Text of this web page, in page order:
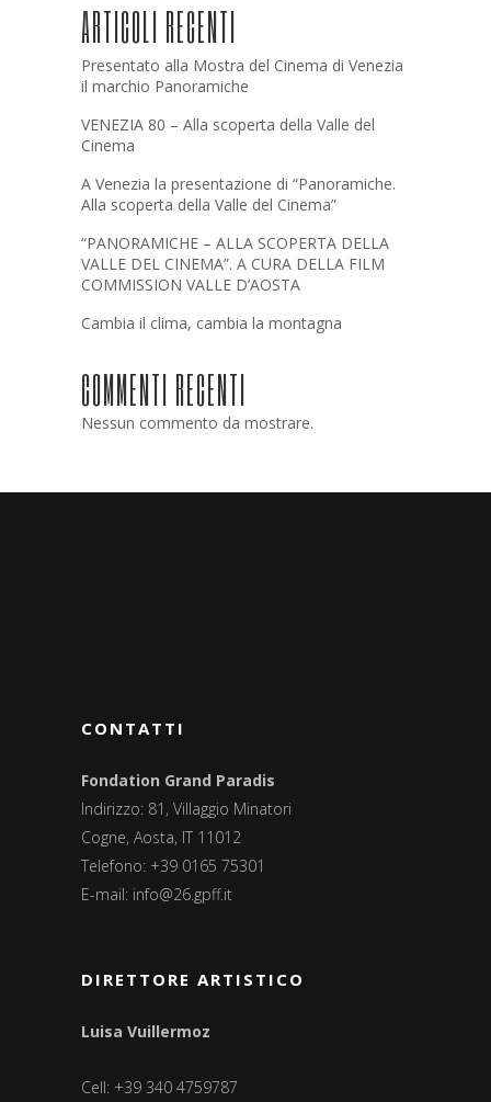
ARTICOLI RECENTI
Presentato alla Mostra del Cinema di Venezia
il marchio Panoramiche
VENEZIA 80 – Alla scoperta della Valle del
Cinema
A Venezia la presentazione di “Panoramiche.
Alla scoperta della Valle del Cinema”
“PANORAMICHE – ALLA SCOPERTA DELLA
VALLE DEL CINEMA”. A CURA DELLA FILM
COMMISSION VALLE D’AOSTA
Cambia il clima, cambia la montagna
COMMENTI RECENTI
Nessun commento da mostrare.
CONTATTI
Fondation Grand Paradis
Indirizzo: 81, Villaggio Minatori
Cogne, Aosta, IT 11012
Telefono: +39 0165 75301
E-mail: info@26.gpff.it
DIRETTORE ARTISTICO
Luisa Vuillermoz
Cell: +39 340 4759787